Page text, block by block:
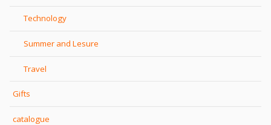
Technology
Summer and Lesure
Travel
Gifts
catalogue